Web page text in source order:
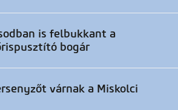
is felbukkant a
bogár
várnak a Miskolci